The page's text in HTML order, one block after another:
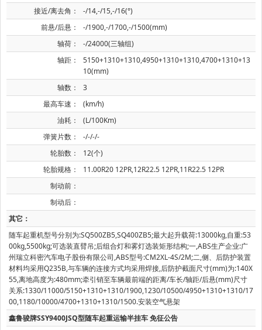
接近/离去角：
-/14,-/15,-/16(°)
前悬/后悬：
-/1900,-/1700,-/1500(mm)
轴荷：
-/24000(三轴组)
轴距：
5150+1310+1310,4950+1310+1310,4700+1310+13
10(mm)
轴数：
3
最高车速：
(km/h)
油耗：
(L/100Km)
弹簧片数：
-/-/-/-
轮胎数：
12(个)
轮胎规格：
11.00R20 12PR,12R22.5 12PR,11R22.5 12PR
制动前：
制动后：
其它：
随车起重机型号分别为:SQ500ZB5,SQ400ZB5;最大起升载荷:13000kg,自重:53
00kg,5500kg;可选装直臂吊;后组合灯和雾灯选装矩形结构;一,ABS生产企业:广
州瑞立科密汽车电子股份有限公司,ABS型号:CM2XL-4S/2M;二,侧、后防护装置
材料均采用Q235B,与车辆的连接方式均采用焊接,后防护截面尺寸(mm)为:140X
55,离地高度为:480mm;牵引销至车辆最前端的距离/车长/轴距/后悬(mm)尺寸
关系:1330/11000/5150+1310+1310/1900,1230/10500/4950+1310+1310/17
00,1180/10000/4700+1310+1310/1500.安装空气悬架
鑫鲁骏牌SSY9400JSQ型随车起重运输半挂车 免征公告